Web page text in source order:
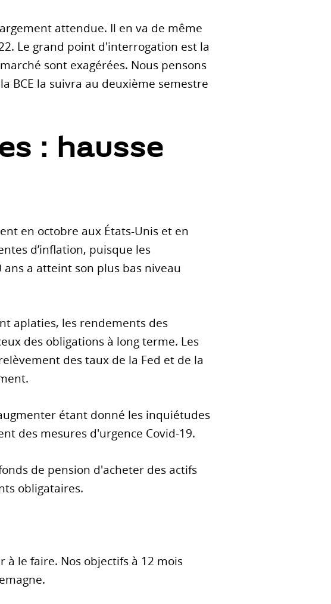
attendue. Il en va de même
Le grand point d'interrogation est la
sont exagérées. Nous pensons
BCE la suivra au deuxième semestre
: hausse
en octobre aux États-Unis et en
d’inflation, puisque les
a atteint son plus bas niveau
aplaties, les rendements des
des obligations à long terme. Les
des taux de la Fed et de la
étant donné les inquiétudes
des mesures d'urgence Covid-19.
de pension d'acheter des actifs
obligataires.
le faire. Nos objectifs à 12 mois